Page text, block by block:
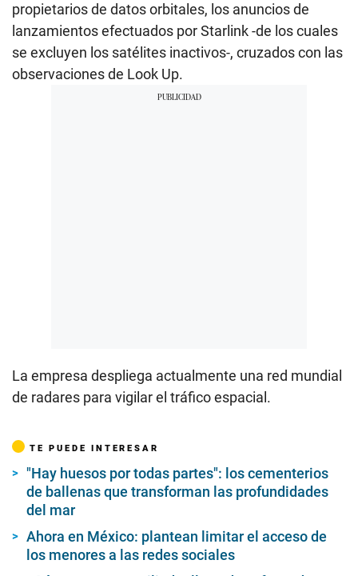
propietarios de datos orbitales, los anuncios de
lanzamientos efectuados por Starlink -de los cuales
se excluyen los satélites inactivos-, cruzados con las
observaciones de Look Up.
La empresa despliega actualmente una red mundial
de radares para vigilar el tráfico espacial.
TE PUEDE INTERESAR
"Hay huesos por todas partes": los cementerios
de ballenas que transforman las profundidades
del mar
Ahora en México: plantean limitar el acceso de
los menores a las redes sociales